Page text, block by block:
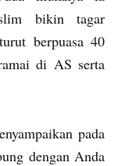
bikin tagar
berpuasa 40
di AS serta
pada
dengan Anda